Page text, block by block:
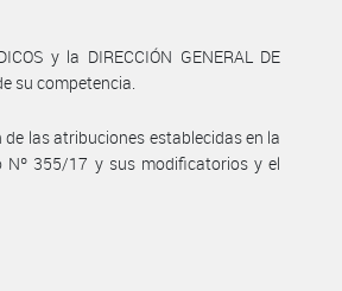
y la DIRECCIÓN GENERAL DE
su competencia.
las atribuciones establecidas en la
Nº 355/17 y sus modificatorios y el